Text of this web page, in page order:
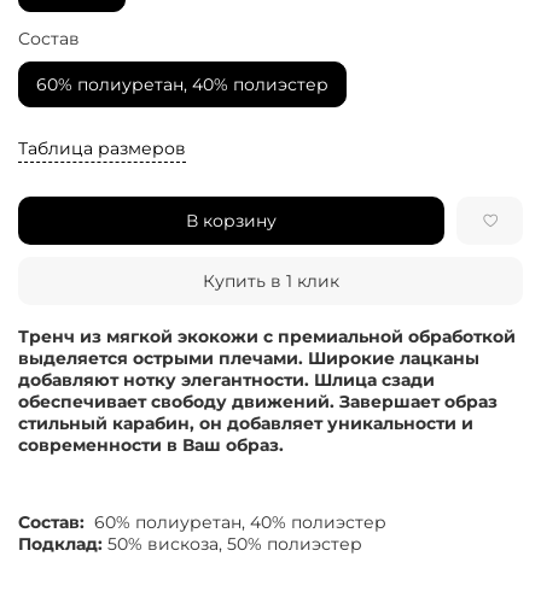
Таблица размеров
В корзину
Купить в 1 клик
Состав
60% полиуретан, 40% полиэстер
Тренч из мягкой экокожи с премиальной обработкой
выделяется острыми плечами. Широкие лацканы
добавляют нотку элегантности. Шлица сзади
обеспечивает свободу движений. Завершает образ
стильный карабин, он добавляет уникальности и
современности в Ваш образ.
Состав: 60% полиуретан, 40% полиэстер
Подклад: 50% вискоза, 50% полиэстер